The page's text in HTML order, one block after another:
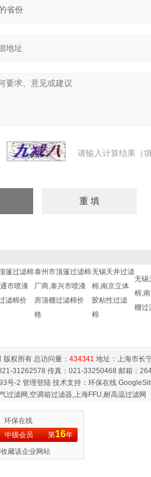
请输入计算结果（
篷过滤棉
市喷漆
滤棉价
泰州市顶篷过滤棉
厂商,泰兴市喷漆
房顶棚过滤棉价
格
无锡天井过滤
棉,南京立体
胶粘性过滤
棉
无锡
棉,
棚过
权所有 总访问量： 434341 地址：上海市长
31262578 传真：021-33250468 邮箱：
号-2 管理登陆 技术支持： 环保在线
过滤网,空调箱过滤器,上海FFU,耐高温过滤网
环保在线
中级会员
第16年
藏该企业网站